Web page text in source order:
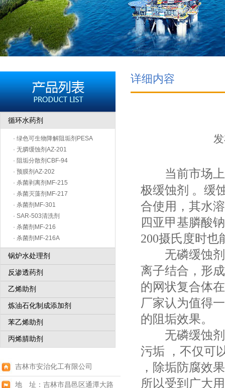
循环水药剂
· 绿色可生物降解阻垢剂PESA
· 无膦缓蚀剂AZ-201
· 阻垢分散剂CBF-94
· 预膜剂AZ-202
· 杀菌剥离剂MF-215
· 杀菌灭藻剂MF-217
· 杀菌剂MF-301
· SAR-503清洗剂
· 杀菌剂MF-216
· 杀菌剂MF-216A
锅炉水处理剂
反渗透药剂
乙烯助剂
炼油石化制成添加剂
苯乙烯助剂
丙烯腈助剂
吉林市安治化工有限公司
地 址：吉林市昌邑区通潭大路
详细内容
当前市场上
极缓蚀剂 。缓
合使用，其水
四亚甲基膦酸
200摄氏度时也
无磷缓蚀剂
离子结合，形
的网状复合体
厂家认为值得
的阻垢效果。
无磷缓蚀剂
污垢 ，不仅可
，除垢防腐效
所以受到广大